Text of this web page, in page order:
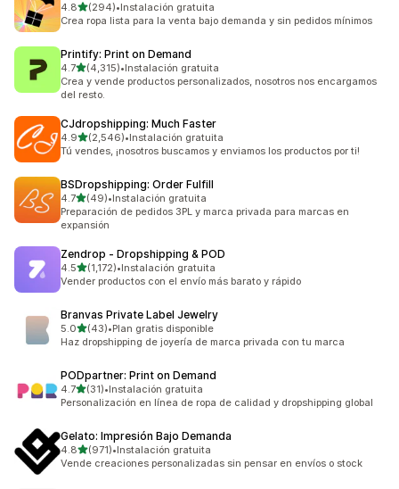
4.8de 5 estrellas
(294)
294 reseñas en total
•Instalación gratuita
Crea ropa lista para la venta bajo demanda y sin pedidos mínimos
Printify: Print on Demand
4.7de 5 estrellas
(4,315)
4315 reseñas en total
•Instalación gratuita
Crea y vende productos personalizados, nosotros nos encargamos
del resto.
CJdropshipping: Much Faster
4.9de 5 estrellas
(2,546)
2546 reseñas en total
•Instalación gratuita
Tú vendes, ¡nosotros buscamos y enviamos los productos por ti!
BSDropshipping: Order Fulfill
4.7de 5 estrellas
(49)
49 reseñas en total
•Instalación gratuita
Preparación de pedidos 3PL y marca privada para marcas en
expansión
Zendrop ‑ Dropshipping & POD
4.5de 5 estrellas
(1,172)
1172 reseñas en total
•Instalación gratuita
Vender productos con el envío más barato y rápido
Branvas Private Label Jewelry
5.0de 5 estrellas
(43)
43 reseñas en total
•Plan gratis disponible
Haz dropshipping de joyería de marca privada con tu marca
PODpartner: Print on Demand
4.7de 5 estrellas
(31)
31 reseñas en total
•Instalación gratuita
Personalización en línea de ropa de calidad y dropshipping global
Gelato: Impresión Bajo Demanda
4.8de 5 estrellas
(971)
971 reseñas en total
•Instalación gratuita
Vende creaciones personalizadas sin pensar en envíos o stock